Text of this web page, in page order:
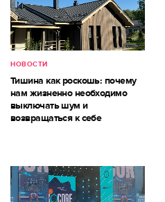
НОВОСТИ
Тишина как роскошь: почему
нам жизненно необходимо
выключать шум и
возвращаться к себе